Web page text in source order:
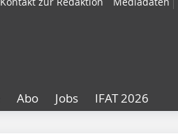
Abo Jobs IFAT 2026